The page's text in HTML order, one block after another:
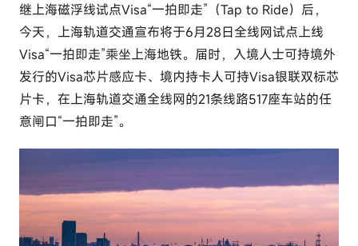
:
e
l
u
t
o
o
继上海磁浮线试点Visa“一拍即走”（Tap to Ride）后，
今天，上海轨道交通宣布将于6月28日全线网试点上线
Visa“一拍即走”乘坐上海地铁。届时，入境人士可持境外
发行的Visa芯片感应卡、境内持卡人可持Visa银联双标芯
片卡，在上海轨道交通全线网的21条线路517座车站的任
意闸口“一拍即走”。